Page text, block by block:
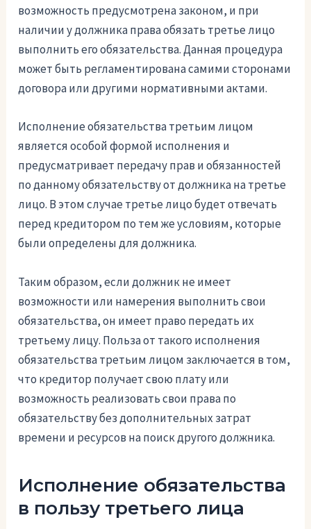
возможность предусмотрена законом, и при
наличии у должника права обязать третье лицо
выполнить его обязательства. Данная процедура
может быть регламентирована самими сторонами
договора или другими нормативными актами.
Исполнение обязательства третьим лицом
является особой формой исполнения и
предусматривает передачу прав и обязанностей
по данному обязательству от должника на третье
лицо. В этом случае третье лицо будет отвечать
перед кредитором по тем же условиям, которые
были определены для должника.
Таким образом, если должник не имеет
возможности или намерения выполнить свои
обязательства, он имеет право передать их
третьему лицу. Польза от такого исполнения
обязательства третьим лицом заключается в том,
что кредитор получает свою плату или
возможность реализовать свои права по
обязательству без дополнительных затрат
времени и ресурсов на поиск другого должника.
Исполнение обязательства
в пользу третьего лица